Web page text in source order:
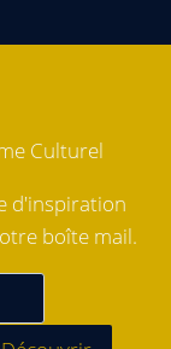
Culturel
d'inspiration
boîte mail.